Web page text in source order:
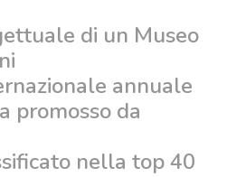
di un Museo
annuale
promosso da
nella top 40